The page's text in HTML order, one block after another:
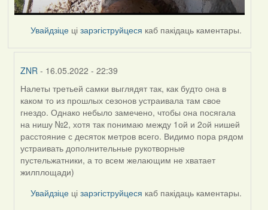
Увайдзіце цізарэгіструйцеся каб пакідаць каментары.
ZNR - 16.05.2022 - 22:39
In
reply
to
by
Harrier
Налеты третьей самки выглядят так, как будто она в
каком то из прошлых сезонов устраивала там свое
гнездо. Однако небыло замечено, чтобы она посягала
на нишу №2, хотя так понимаю между 1ой и 2ой нишей
расстояние с десяток метров всего. Видимо пора рядом
устраивать дополнительные рукотворные
пустельжатники, а то всем желающим не хватает
жилплощади)
Увайдзіце цізарэгіструйцеся каб пакідаць каментары.